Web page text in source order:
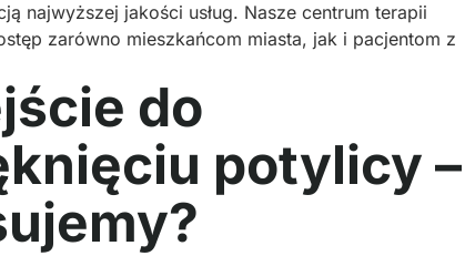
najwyższej jakości usług. Nasze centrum terapii
zarówno mieszkańcom miasta, jak i pacjentom z
do
potylicy –